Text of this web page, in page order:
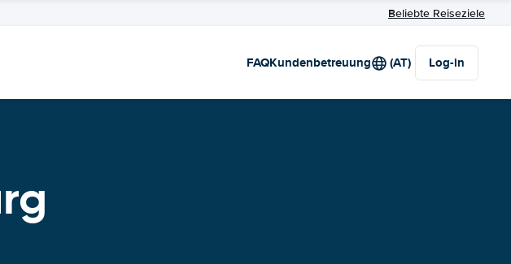
Beliebte Reiseziele
FAQKundenbetreuung (AT) Log-in